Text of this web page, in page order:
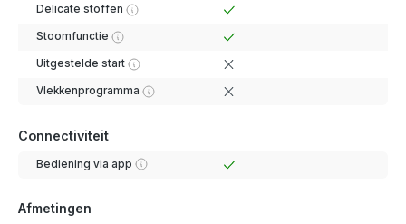
Delicate stoffen
Stoomfunctie
Uitgestelde start
Vlekkenprogramma
Connectiviteit
Bediening via app
Afmetingen